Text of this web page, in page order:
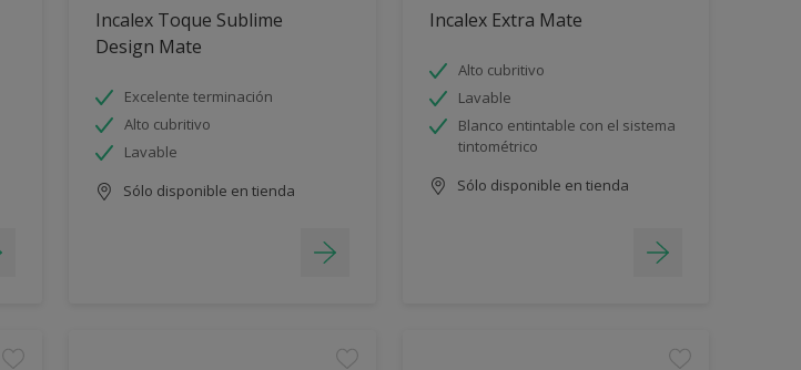
Incalex Toque Sublime
Design Mate
Excelente terminación
Alto cubritivo
Lavable
Sólo disponible en tienda
Incalex Extra Mate
Alto cubritivo
Lavable
Blanco entintable con el sistema
tintométrico
Sólo disponible en tienda